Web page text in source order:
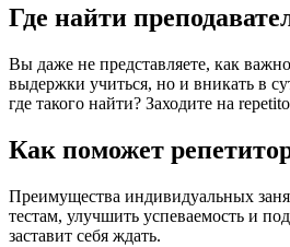
Где найти
Вы даже не представляете, как
выдержки учиться, но и вникать в
где такого найти? Заходите на
Как поможет
Преимущества индивидуальных
тестам, улучшить успеваемость и
заставит себя ждать.